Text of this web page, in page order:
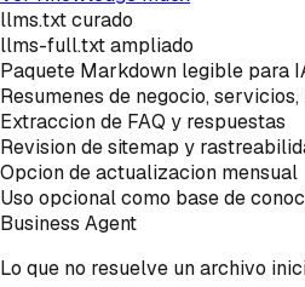
llms.txt curado
llms-full.txt ampliado
Paquete Markdown legible para
Resumenes de negocio,
Extraccion de FAQ y respuestas
Revision de sitemap y
Opcion de actualizacion mensual
Uso opcional como base de
Business Agent
Lo que no resuelve un archivo